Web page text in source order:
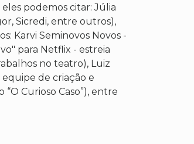
podemos citar: Júlia
Sicredi, entre outros),
Karvi Seminovos Novos -
para Netflix - estreia
no teatro), Luiz
equipe de criação e
Curioso Caso”), entre